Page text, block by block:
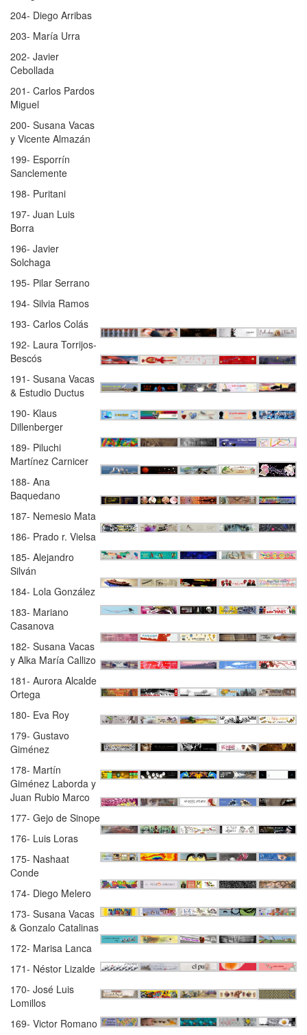
204- Diego Arribas
203- María Urra
202- Javier
Cebollada
201- Carlos Pardos
Miguel
200- Susana Vacas
y Vicente Almazán
199- Esporrín
Sanclemente
198- Puritani
197- Juan Luis
Borra
196- Javier
Solchaga
195- Pilar Serrano
194- Silvia Ramos
193- Carlos Colás
192- Laura Torrijos-
Bescós
191- Susana Vacas
& Estudio Ductus
190- Klaus
Dillenberger
189- Piluchi
Martínez Carnicer
188- Ana
Baquedano
187- Nemesio Mata
186- Prado r. Vielsa
185- Alejandro
Silván
184- Lola González
183- Mariano
Casanova
182- Susana Vacas
y Alka María Callizo
181- Aurora Alcalde
Ortega
180- Eva Roy
179- Gustavo
Giménez
178- Martín
Giménez Laborda y
Juan Rubio Marco
177- Gejo de Sinope
176- Luis Loras
175- Nashaat
Conde
174- Diego Melero
173- Susana Vacas
& Gonzalo Catalinas
172- Marisa Lanca
171- Néstor Lizalde
170- José Luis
Lomillos
169- Victor Romano